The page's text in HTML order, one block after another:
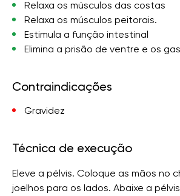
Relaxa os músculos das costas
Relaxa os músculos peitorais.
Estimula a função intestinal
Elimina a prisão de ventre e os
Contraindicações
Gravidez
Técnica de execução
Eleve a pélvis. Coloque as mãos no
joelhos para os lados. Abaixe a